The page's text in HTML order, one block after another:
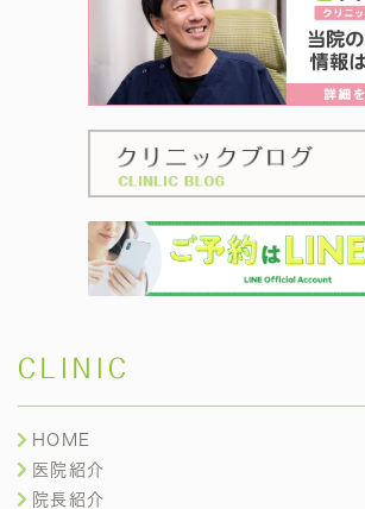
CLINIC
HOME
医院紹介
院長紹介